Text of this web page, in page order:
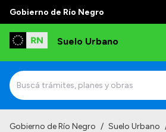
Gobierno de Río Negro
Suelo Urbano
Gobierno de Río Negro / Suelo Urbano